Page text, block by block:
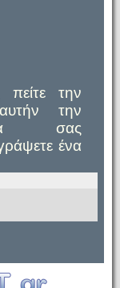
την
την
σας
ένα